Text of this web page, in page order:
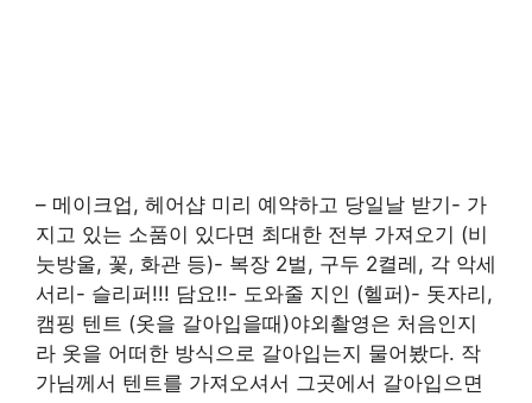
– 메이크업, 헤어샵 미리 예약하고 당일날 받기- 가
지고 있는 소품이 있다면 최대한 전부 가져오기 (비
눗방울, 꽃, 화관 등)- 복장 2벌, 구두 2켤레, 각 악세
서리- 슬리퍼!!! 담요!!- 도와줄 지인 (헬퍼)- 돗자리,
캠핑 텐트 (옷을 갈아입을때)야외촬영은 처음인지
라 옷을 어떠한 방식으로 갈아입는지 물어봤다. 작
가님께서 텐트를 가져오셔서 그곳에서 갈아입으면